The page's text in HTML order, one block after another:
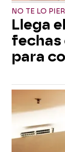
NO TE LO
Llega
fechas
para